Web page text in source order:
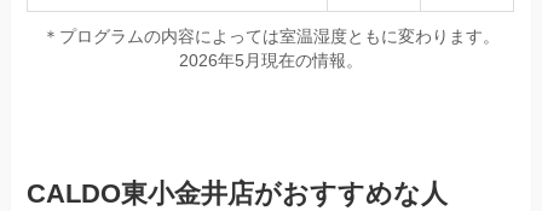
＊プログラムの内容によっては室温湿度ともに変わります。
2026年5月現在の情報。
CALDO東小金井店がおすすめな人